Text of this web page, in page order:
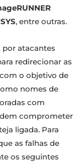
, entre outras.
por atacantes
redirecionar as
o objetivo de
nomes de
com
comprometer
ligada. Para
as falhas de
os seguintes